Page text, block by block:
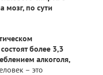
мозг, по сути
более 3,3
алкоголя,
– это